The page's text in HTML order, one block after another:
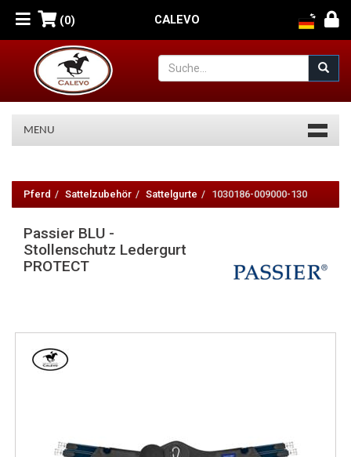
(0) CALEVO
MENU
BLU
Stollenschutz
Pferd Sattelzubehör Sattelgurte 1030186-009000-130
Passier BLU -
Stollenschutz Ledergurt
PROTECT